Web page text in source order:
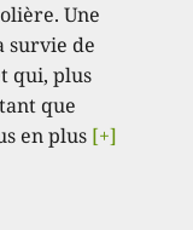
Une
survie de
qui, plus
que
en plus [+]